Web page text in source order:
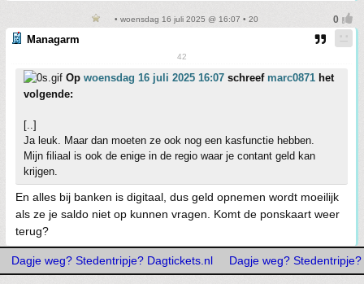
• woensdag 16 juli 2025 @ 16:07 • 20
Managarm
42
Op woensdag 16 juli 2025 16:07 schreef marc0871 het
volgende:
[..]
Ja leuk. Maar dan moeten ze ook nog een kasfunctie hebben.
Mijn filiaal is ook de enige in de regio waar je contant geld kan
krijgen.
En alles bij banken is digitaal, dus geld opnemen wordt moeilijk
als ze je saldo niet op kunnen vragen. Komt de ponskaart weer
terug?
Dagje weg? Stedentripje? Dagtickets.nl Dagje weg?